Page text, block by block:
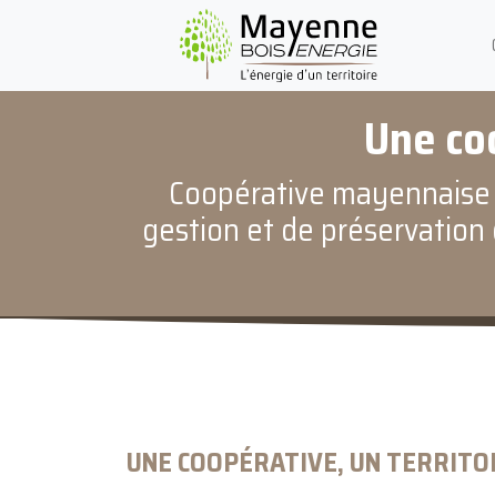
Une
Coopérative
gestion et de préservation
UNE COOPÉRATIVE, UN